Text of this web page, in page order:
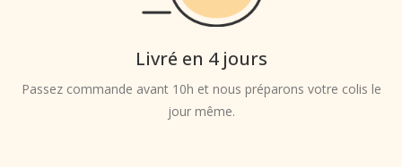
Livré en 4 jours
Passez commande avant 10h et nous préparons votre colis le
jour même.